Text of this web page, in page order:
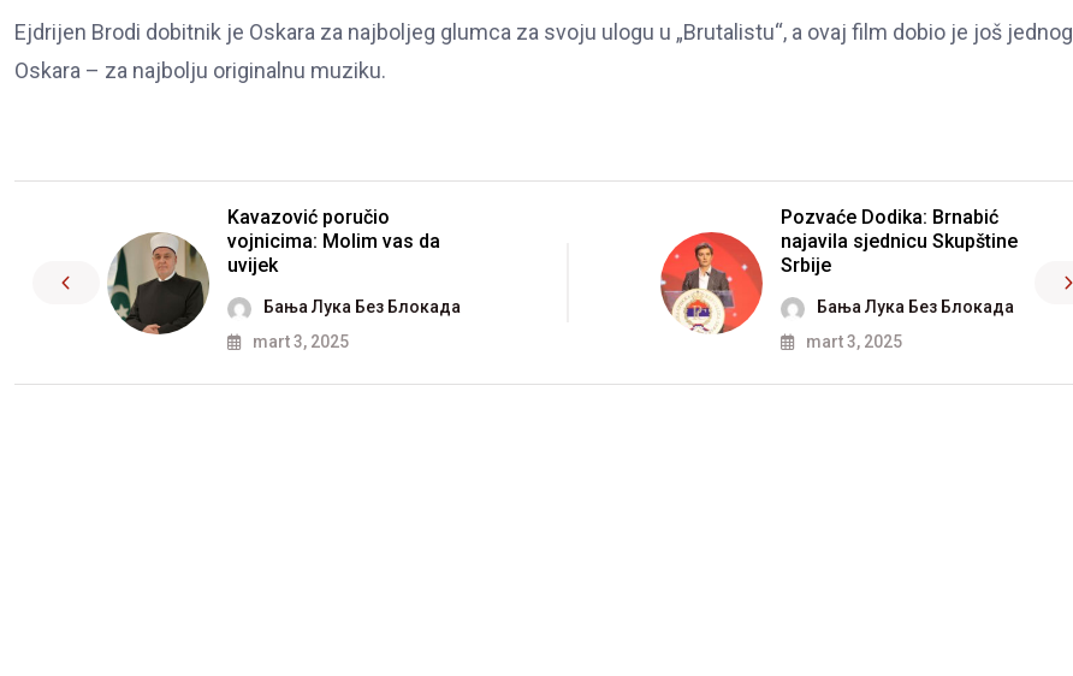
Ejdrijen Brodi dobitnik je Oskara za najboljeg glumca za svoju ulogu u „Brutalistu“, a ovaj film dobio je još jednog
Oskara – za najbolju originalnu muziku.
Kavazović poručio
vojnicima: Molim vas da
uvijek
Бања Лука Без Блокада
mart 3, 2025
Pozvaće Dodika: Brnabić
najavila sjednicu Skupštine
Srbije
Бања Лука Без Блокада
mart 3, 2025